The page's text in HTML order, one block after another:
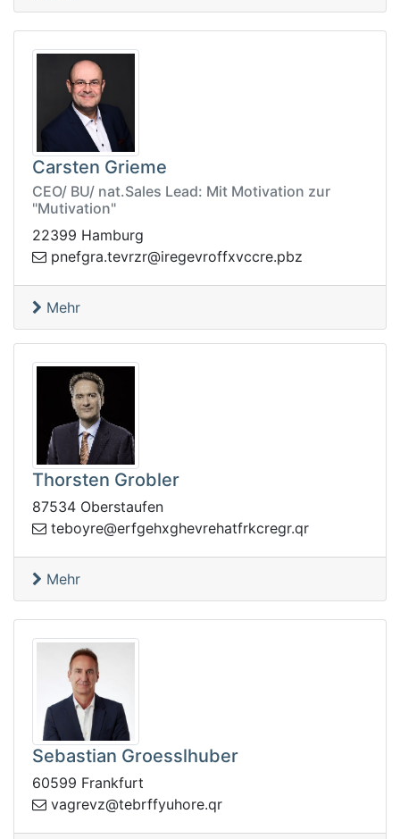
Carsten Grieme
CEO/ BU/ nat.Sales Lead: Mit Motivation zur
"Mutivation"
22399 Hamburg
zbp.erccvxfforvegeri@rzr
vet.argfenp
Mehr
Thorsten Grobler
87534 Oberstaufen
rq.rgerckrftahervehg
xhegfre@eryobet
Mehr
Sebastian Groesslhuber
60599 Frankfurt
rq
.erohuyffrbet@zvergav